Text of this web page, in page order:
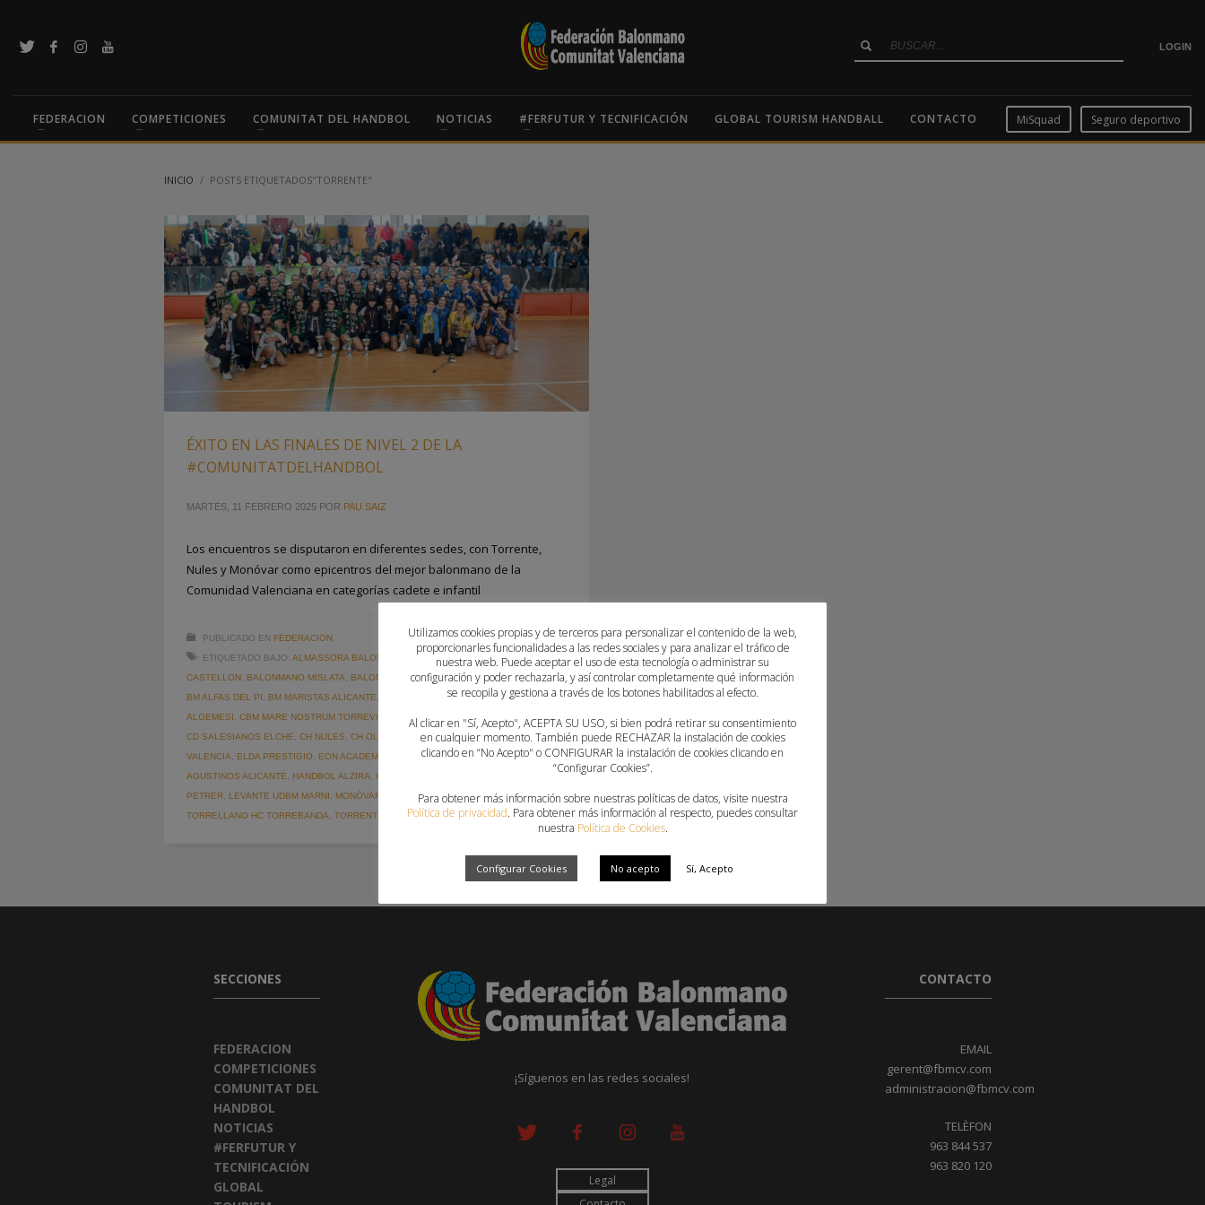
LOGIN
FEDERACION COMPETICIONES COMUNITAT DEL HANDBOL NOTICIAS #FERFUTUR Y TECNIFICACIÓN GLOBAL TOURISM HANDBALL CONTACTO MiSquad Seguro deportivo
INICIO POSTS ETIQUETADOS"TORRENTE"
ÉXITO EN LAS FINALES DE NIVEL 2 DE LA
#COMUNITATDELHANDBOL
MARTES, 11 FEBRERO 2025 POR PAU SAIZ
Los encuentros se disputaron en diferentes sedes, con Torrente,
Nules y Monóvar como epicentros del mejor balonmano de la
Comunidad Valenciana en categorías cadete e infantil
PUBLICADO EN FEDERACION
ETIQUETADO BAJO: ALMASSORA BALONMANO ATTICGO BM ELCHE, BALONMANO
CASTELLON
BALONMANO MISLATA BALONMANO QUART ,BALONMANO TORRENT,
BM ALFAS DEL PI
BM MARISTAS ALICANTE CASTALIA CASTELLÓ,CB MARISTES
ALGEMESI
CBM MARE NOSTRUM TORREVIEJA CBM MORVEDRE ,
CD SALESIANOS ELCHE
CH NULES CH OLIVA COMUNITATDELHANDBOL,EL PILAR
VALENCIA
ELDA PRESTIGIO EON ACADEMIA BALONMANO HORADADA,FUNDACIÓN
AGUSTINOS ALICANTE
HANDBOL ALZIRA HANDBOL FLORIDA
PETRER
LEVANTE UDBM MARNI MONÓVAR ,POLANENS SANTA POLA,
TORRELLANO HC TORREBANDA
TORRENTE
SECCIONES
FEDERACION
COMPETICIONES
COMUNITAT DEL
HANDBOL
NOTICIAS
#FERFUTUR Y
TECNIFICACIÓN
GLOBAL
¡Síguenos en las redes sociales!
Legal
CONTACTO
EMAIL
gerent@fbmcv.com
administracion@fbmcv.com
TELÈFON
963 844 537
963 820 120
Utilizamos cookies propias y de terceros para personalizar el contenido de la web,
proporcionarles funcionalidades a las redes sociales y para analizar el tráfico de
nuestra web. Puede aceptar el uso de esta tecnología o administrar su
configuración y poder rechazarla, y así controlar completamente qué información
se recopila y gestiona a través de los botones habilitados al efecto.
Al clicar en "Sí, Acepto", ACEPTA SU USO, si bien podrá retirar su consentimiento
en cualquier momento. También puede RECHAZAR la instalación de cookies
clicando en “No Acepto" o CONFIGURAR la instalación de cookies clicando en
“Configurar Cookies”.
Para obtener más información sobre nuestras políticas de datos, visite nuestra
Política de privacidad. Para obtener más información al respecto, puedes consultar
nuestra Política de Cookies.
Configurar Cookies No acepto Sí, Acepto